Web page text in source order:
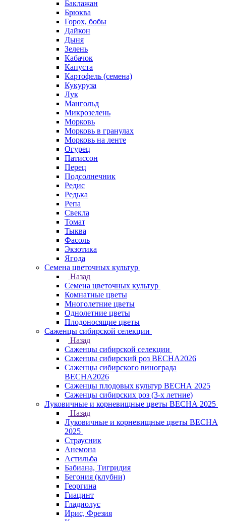
Баклажан
Брюква
Горох, бобы
Дайкон
Дыня
Зелень
Кабачок
Капуста
Картофель (семена)
Кукуруза
Лук
Мангольд
Микрозелень
Морковь
Морковь в гранулах
Морковь на ленте
Огурец
Патиссон
Перец
Подсолнечник
Редис
Редька
Репа
Свекла
Томат
Тыква
Фасоль
Экзотика
Ягода
Семена цветочных культур
Назад
Семена цветочных культур
Комнатные цветы
Многолетние цветы
Однолетние цветы
Плодоносящие цветы
Саженцы сибирской селекции
Назад
Саженцы сибирской селекции
Саженцы сибирский роз ВЕСНА2026
Саженцы сибирского винограда
ВЕСНА2026
Саженцы плодовых культур ВЕСНА 2025
Саженцы сибирских роз (3-х летние)
Луковичные и корневищные цветы ВЕСНА 2025
Назад
Луковичные и корневищные цветы ВЕСНА
2025
Страусник
Анемона
Астильба
Бабиана, Тигридия
Бегония (клубни)
Георгина
Гиацинт
Гладиолус
Ирис, Фрезия